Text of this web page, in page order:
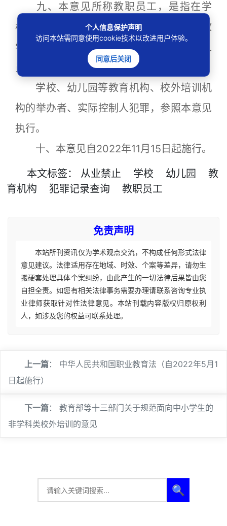
九、本意见所称教职员工，是指在学
校、幼儿园等教育机构工作的教师、教育教
学辅助人员、行政人员、勤杂人员、安保人
员，以及校外培训机构的相关工作人员。
学校、幼儿园等教育机构、校外培训机
构的举办者、实际控制人犯罪，参照本意见
执行。
十、本意见自2022年11月15日起施行。
本文标签： 从业禁止 学校 幼儿园
教
育机构
犯罪记录查询 教职员工
免责声明
本站所刊资讯仅为学术观点交流，不构成任何形式法律
意见建议。法律适用存在地域、时效、个案等差异，请勿生
搬硬套处理具体个案纠纷，由此产生的一切法律后果皆由您
自担全责。如您有相关法律事务需要办理请联系咨询专业执
业律师获取针对性法律意见。本站刊载内容版权归原权利
人，如涉及您的权益可联系处理。
上一篇： 中华人民共和国职业教育法（自2022年5月1
日起施行）
下一篇： 教育部等十三部门关于规范面向中小学生的
非学科类校外培训的意见
🔍
个人信息保护声明
访问本站需同意使用cookie技术以改进用户体验。
同意后关闭